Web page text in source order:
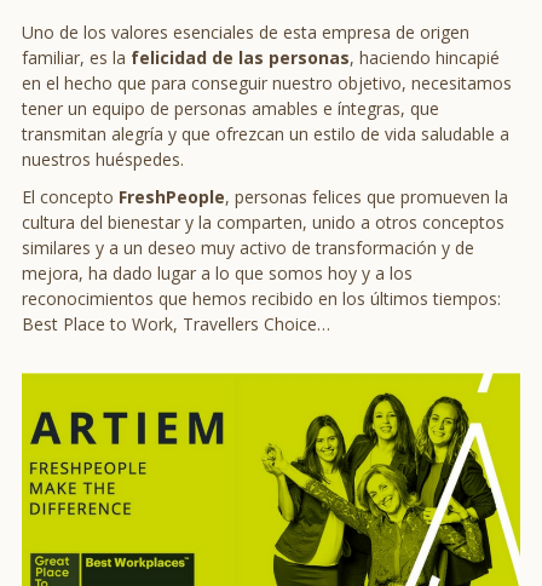
Uno de los valores esenciales de esta empresa de origen
familiar, es la felicidad de las personas, haciendo hincapié
en el hecho que para conseguir nuestro objetivo, necesitamos
tener un equipo de personas amables e íntegras, que
transmitan alegría y que ofrezcan un estilo de vida saludable a
nuestros huéspedes.
El concepto FreshPeople, personas felices que promueven la
cultura del bienestar y la comparten, unido a otros conceptos
similares y a un deseo muy activo de transformación y de
mejora, ha dado lugar a lo que somos hoy y a los
reconocimientos que hemos recibido en los últimos tiempos:
Best Place to Work, Travellers Choice…